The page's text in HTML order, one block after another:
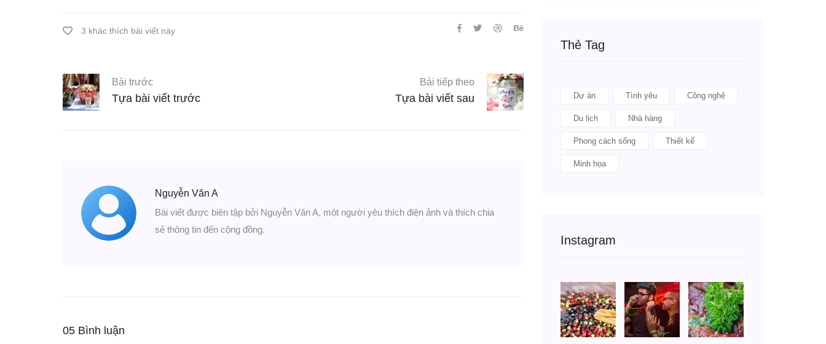
3 khác thích bài viết này
Bài trước
Tựa bài viết trước
Bài tiếp theo
Tựa bài viết sau
Nguyễn Văn A
Bài viết được biên tập bởi Nguyễn Văn A, một người yêu thích điện ảnh và thích chia
sẻ thông tin đến cộng đồng.
05 Bình luận
Thẻ Tag
Dự án Tình yêu Công nghệ
Du lịch Nhà hàng
Phong cách sống Thiết kế
Minh họa
Instagram